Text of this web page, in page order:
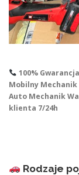
100%
Mobilny Mechanik
Auto Mechanik
klienta 7/24h
Rodzaje